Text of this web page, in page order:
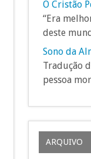
O Cristão
“Era
deste
Sono da
Tradução
pessoa
ARQUIVO